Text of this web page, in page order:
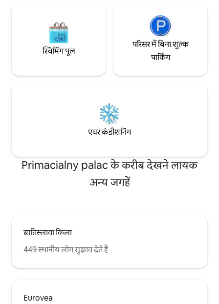
स्विमिंग पूल
परिसर में बिना शुल्क
पार्किंग
एयर कंडीशनिंग
Primacialny palac के करीब देखने लायक
अन्य जगहें
ब्रातिस्लावा किला
449 स्थानीय लोग सुझाव देते हैं
Eurovea